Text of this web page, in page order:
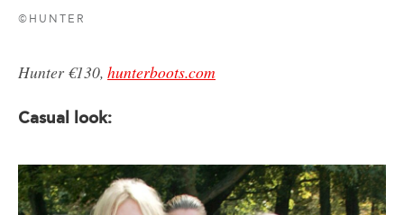
©HUNTER
Hunter €130, hunterboots.com
Casual look: